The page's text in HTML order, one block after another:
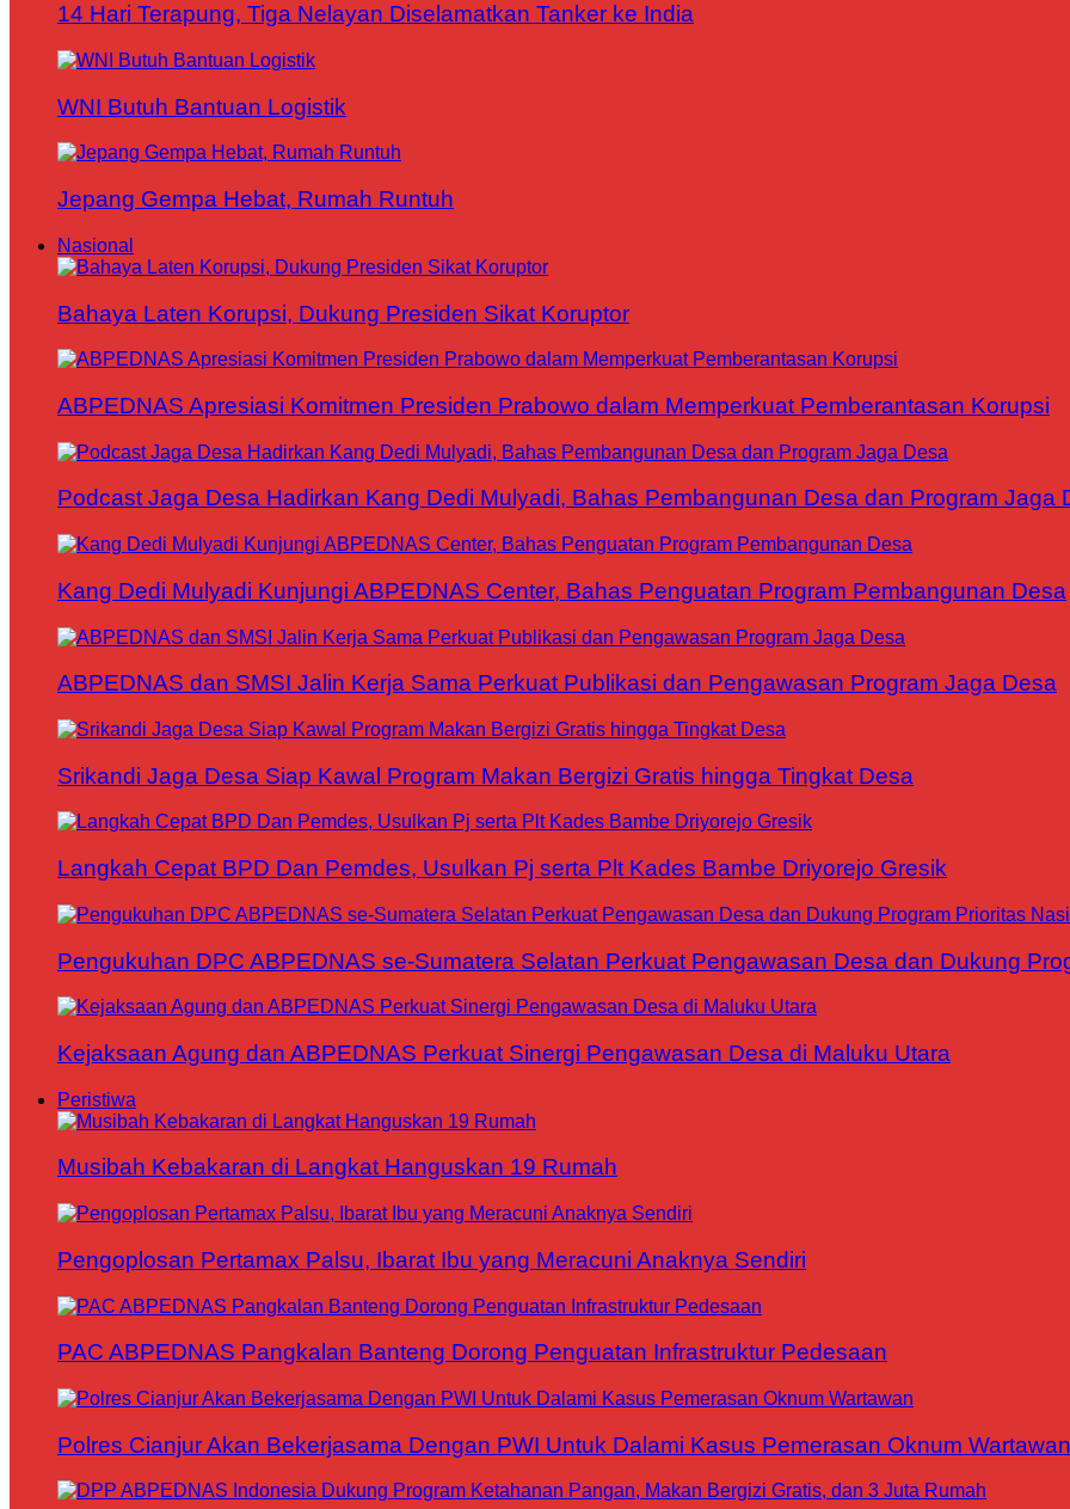
14 Hari Terapung, Tiga Nelayan Diselamatkan Tanker ke India
WNI Butuh Bantuan Logistik
Jepang Gempa Hebat, Rumah Runtuh
Nasional
Bahaya Laten Korupsi, Dukung Presiden Sikat Koruptor
ABPEDNAS Apresiasi Komitmen Presiden Prabowo dalam Memperkuat Pemberantasan Korupsi
Podcast Jaga Desa Hadirkan Kang Dedi Mulyadi, Bahas Pembangunan Desa dan Program Jaga
Kang Dedi Mulyadi Kunjungi ABPEDNAS Center, Bahas Penguatan Program Pembangunan Desa
ABPEDNAS dan SMSI Jalin Kerja Sama Perkuat Publikasi dan Pengawasan Program Jaga Desa
Srikandi Jaga Desa Siap Kawal Program Makan Bergizi Gratis hingga Tingkat Desa
Langkah Cepat BPD Dan Pemdes, Usulkan Pj serta Plt Kades Bambe Driyorejo Gresik
Pengukuhan DPC ABPEDNAS se-Sumatera Selatan Perkuat Pengawasan Desa dan Dukung
Kejaksaan Agung dan ABPEDNAS Perkuat Sinergi Pengawasan Desa di Maluku Utara
Peristiwa
Musibah Kebakaran di Langkat Hanguskan 19 Rumah
Pengoplosan Pertamax Palsu, Ibarat Ibu yang Meracuni Anaknya Sendiri
PAC ABPEDNAS Pangkalan Banteng Dorong Penguatan Infrastruktur Pedesaan
Polres Cianjur Akan Bekerjasama Dengan PWI Untuk Dalami Kasus Pemerasan Oknum Wartawan